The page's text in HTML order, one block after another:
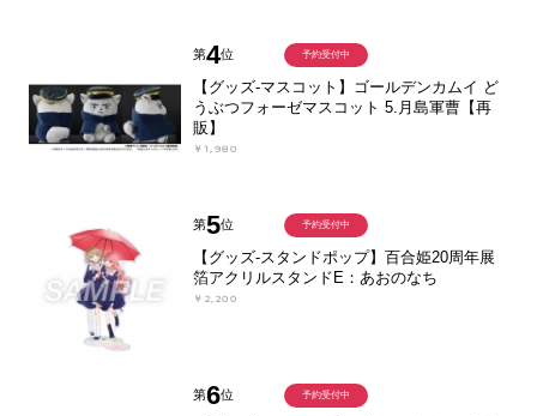
第4位
【グッズ-マスコット】ゴールデンカムイ ど
うぶつフォーゼマスコット 5.月島軍曹【再
販】
￥1,980
予約受付中
第5位
【グッズ-スタンドポップ】百合姫20周年展
箔アクリルスタンドE：あおのなち
￥2,200
予約受付中
第6位 予約受付中